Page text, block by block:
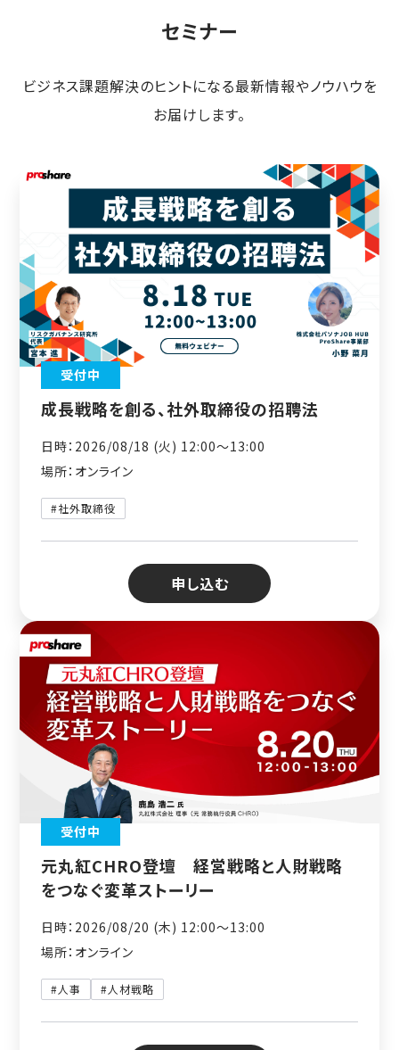
セミナー
ビジネス課題解決のヒントになる最新情報やノウハウを
お届けします。
受付中
成長戦略を創る、社外取締役の招聘法
日時：2026/08/18 (火) 12:00〜13:00
場所：オンライン
#社外取締役
申し込む
受付中
元丸紅CHRO登壇 経営戦略と人財戦略
をつなぐ変革ストーリー
日時：2026/08/20 (木) 12:00〜13:00
場所：オンライン
#人事 #人材戦略